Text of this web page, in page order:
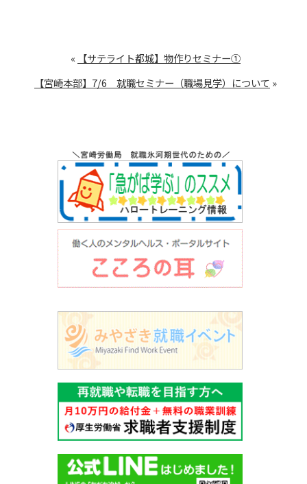
«
【サテライト都城】物作りセミナー①
【宮崎本部】7/6 就職セミナー（職場見学）について »